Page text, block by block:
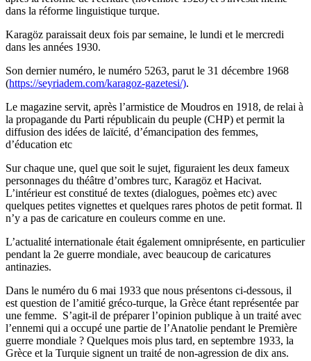
dans la réforme linguistique turque.
Karagöz paraissait deux fois par semaine, le lundi et le mercredi
dans les années 1930.
Son dernier numéro, le numéro 5263, parut le 31 décembre 1968
(https://seyriadem.com/karagoz-gazetesi/).
Le magazine servit, après l’armistice de Moudros en 1918, de relai à
la propagande du Parti républicain du peuple (CHP) et permit la
diffusion des idées de laïcité, d’émancipation des femmes,
d’éducation etc
Sur chaque une, quel que soit le sujet, figuraient les deux fameux
personnages du théâtre d’ombres turc, Karagöz et Hacivat.
L’intérieur est constitué de textes (dialogues, poèmes etc) avec
quelques petites vignettes et quelques rares photos de petit format. Il
n’y a pas de caricature en couleurs comme en une.
L’actualité internationale était également omniprésente, en particulier
pendant la 2e guerre mondiale, avec beaucoup de caricatures
antinazies.
Dans le numéro du 6 mai 1933 que nous présentons ci-dessous, il
est question de l’amitié gréco-turque, la Grèce étant représentée par
une femme. S’agit-il de préparer l’opinion publique à un traité avec
l’ennemi qui a occupé une partie de l’Anatolie pendant le Première
guerre mondiale ? Quelques mois plus tard, en septembre 1933, la
Grèce et la Turquie signent un traité de non-agression de dix ans.